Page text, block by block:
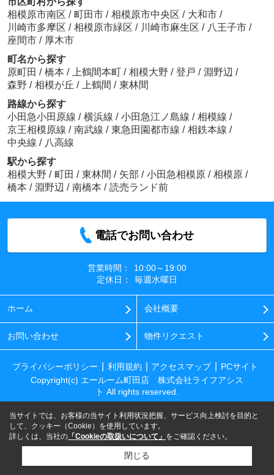
相模原市南区 / 町田市 / 相模原市中央区 / 大和市 /
川崎市多摩区 / 相模原市緑区 / 川崎市麻生区 / 八王子市 /
座間市 / 厚木市
町名から探す
原町田 / 橋本 / 上鶴間本町 / 相模大野 / 登戸 / 淵野辺 /
森野 / 相模が丘 / 上鶴間 / 東林間
路線から探す
小田急小田原線 / 横浜線 / 小田急江ノ島線 / 相模線 /
京王相模原線 / 南武線 / 東急田園都市線 / 相鉄本線 /
中央線 / 八高線
駅から探す
相模大野 / 町田 / 東林間 / 矢部 / 小田急相模原 / 相模原 /
橋本 / 淵野辺 / 南橋本 / 読売ランド前
電話でお問い合わせ
営業時間：
10:00～19:00
定休日：
毎週水曜日
ホーム 会社概要
お問い合わせ 物件リクエスト
プライバシーポリシー 利用規約 アクセスマップ
PCサイト
Copyright(c) エールーム町田店 株式会社ライフアシス
ト All rights reserved.
当サイトでは、お客様の当サイト利用状況把握、サービス向上検討を目的と
して、クッキー（Cookie）を使用しています。
詳しくは、当社の 「Cookieの取扱いについて」 をご確認ください。
閉じる